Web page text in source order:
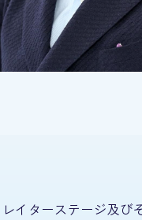
イターステージ及び